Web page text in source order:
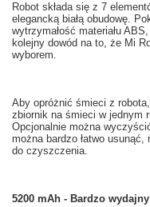
Robot składa się z 7
elegancką białą obudowę.
wytrzymałość materiału ABS,
kolejny dowód na to, że Mi
wyborem.
Aby opróżnić śmieci z robota
zbiornik na śmieci w jednym
Opcjonalnie można
można bardzo łatwo usunąć,
do czyszczenia.
5200 mAh - Bardzo